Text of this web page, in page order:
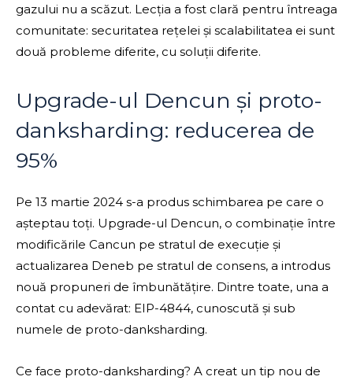
gazului nu a scăzut. Lecția a fost clară pentru întreaga
comunitate: securitatea rețelei și scalabilitatea ei sunt
două probleme diferite, cu soluții diferite.
Upgrade-ul Dencun și proto-
danksharding: reducerea de
95%
Pe 13 martie 2024 s-a produs schimbarea pe care o
așteptau toți. Upgrade-ul Dencun, o combinație între
modificările Cancun pe stratul de execuție și
actualizarea Deneb pe stratul de consens, a introdus
nouă propuneri de îmbunătățire. Dintre toate, una a
contat cu adevărat: EIP-4844, cunoscută și sub
numele de proto-danksharding.
Ce face proto-danksharding? A creat un tip nou de